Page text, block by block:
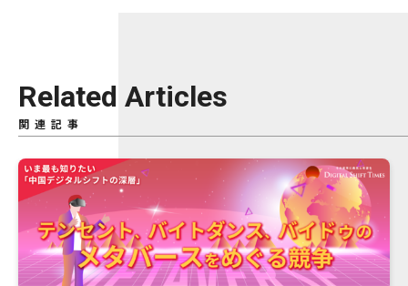
Related Articles
関連記事